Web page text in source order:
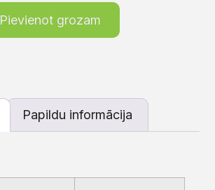
Pievienot grozam
Papildu informācija